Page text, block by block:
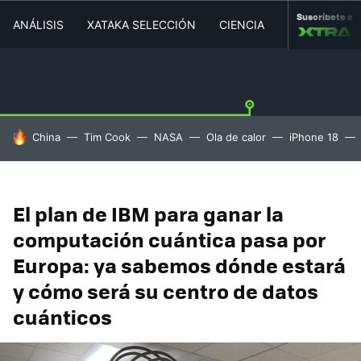
ANÁLISIS XATAKA SELECCIÓN CIENCIA MOVILIDAD
Suscríbete a
HOY SE HABLA DE
China Tim Cook NASA Ola de calor iPhone 18
El plan de IBM para ganar la
computación cuántica pasa por
Europa: ya sabemos dónde estará
y cómo será su centro de datos
cuánticos